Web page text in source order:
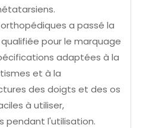
a passé la
pour le marquage
adaptées à la
et à la
des doigts et des os
à utiliser,
pendant l'utilisation.